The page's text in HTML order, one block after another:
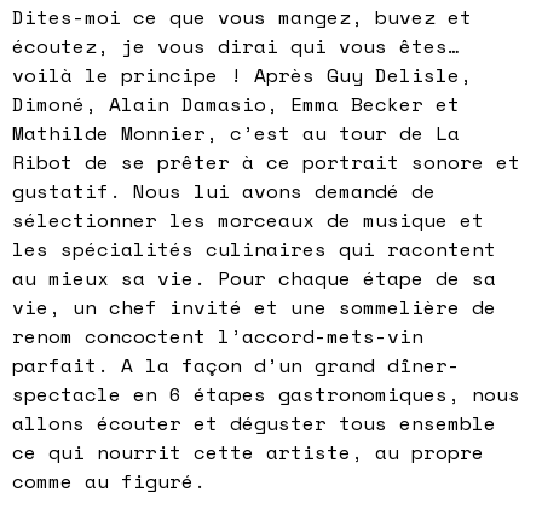
Dites-moi ce que vous mangez, buvez et
écoutez, je vous dirai qui vous êtes…
voilà le principe ! Après Guy Delisle,
Dimoné, Alain Damasio, Emma Becker et
Mathilde Monnier, c’est au tour de La
Ribot de se prêter à ce portrait sonore et
gustatif. Nous lui avons demandé de
sélectionner les morceaux de musique et
les spécialités culinaires qui racontent
au mieux sa vie. Pour chaque étape de sa
vie, un chef invité et une sommelière de
renom concoctent l’accord-mets-vin
parfait. A la façon d’un grand dîner-
spectacle en 6 étapes gastronomiques, nous
allons écouter et déguster tous ensemble
ce qui nourrit cette artiste, au propre
comme au figuré.